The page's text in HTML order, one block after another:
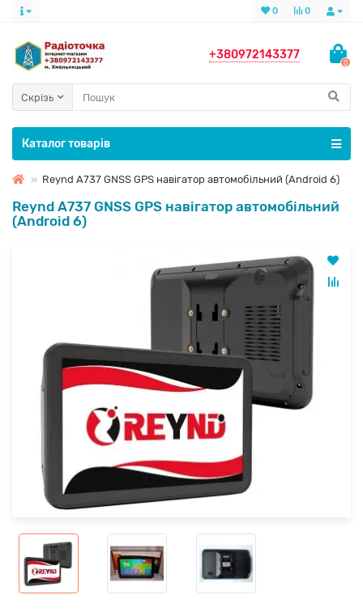
0
0
+380972143377
0
Скрізь
Каталог товарів
Reynd A737 GNSS GPS навігатор автомобільний (Android 6)
Reynd A737 GNSS GPS навігатор автомобільний
(Android 6)